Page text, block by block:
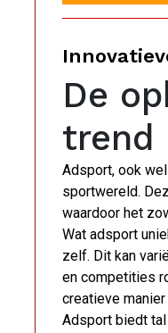
De
trend
Adsport, ook
sportwereld.
waardoor het
Wat adsport
zelf. Dit kan
en competities
creatieve
Adsport biedt